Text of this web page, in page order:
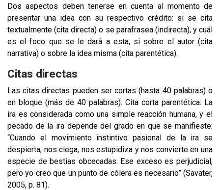
Dos aspectos deben tenerse en cuenta al momento de
presentar una idea con su respectivo crédito: si se cita
textualmente (cita directa) o se parafrasea (indirecta), y cuál
es el foco que se le dará a esta, si sobre el autor (cita
narrativa) o sobre la idea misma (cita parentética).
Citas directas
Las citas directas pueden ser cortas (hasta 40 palabras) o
en bloque (más de 40 palabras). Cita corta parentética: La
ira es considerada como una simple reacción humana, y el
pecado de la ira depende del grado en que se manifieste:
“Cuando el movimiento instintivo pasional de la ira se
despierta, nos ciega, nos estupidiza y nos convierte en una
especie de bestias obcecadas. Ese exceso es perjudicial,
pero yo creo que un punto de cólera es necesario” (Savater,
2005, p. 81).